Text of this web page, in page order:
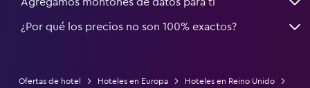
¿Por qué los precios no son 100% exactos?
Ofertas de hotel Hoteles en Europa
Hoteles en Reino Unido